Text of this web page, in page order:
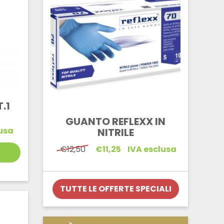
GUANTO REFLEXX IN
NITRILE
€12,50 Il
era:
€12,50.
€11,25
Il
è:
€11,25.
IVA esclusa
TUTTE LE OFFERTE SPECIALI